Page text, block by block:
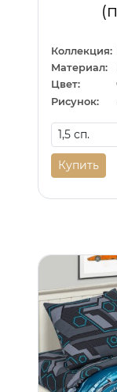
Коллекция:
Материал:
Цвет:
Рисунок:
Купить